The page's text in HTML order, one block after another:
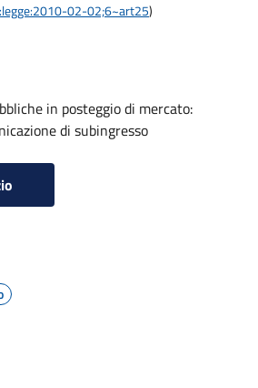
02-02;6~art25)
in posteggio di mercato:
di subingresso